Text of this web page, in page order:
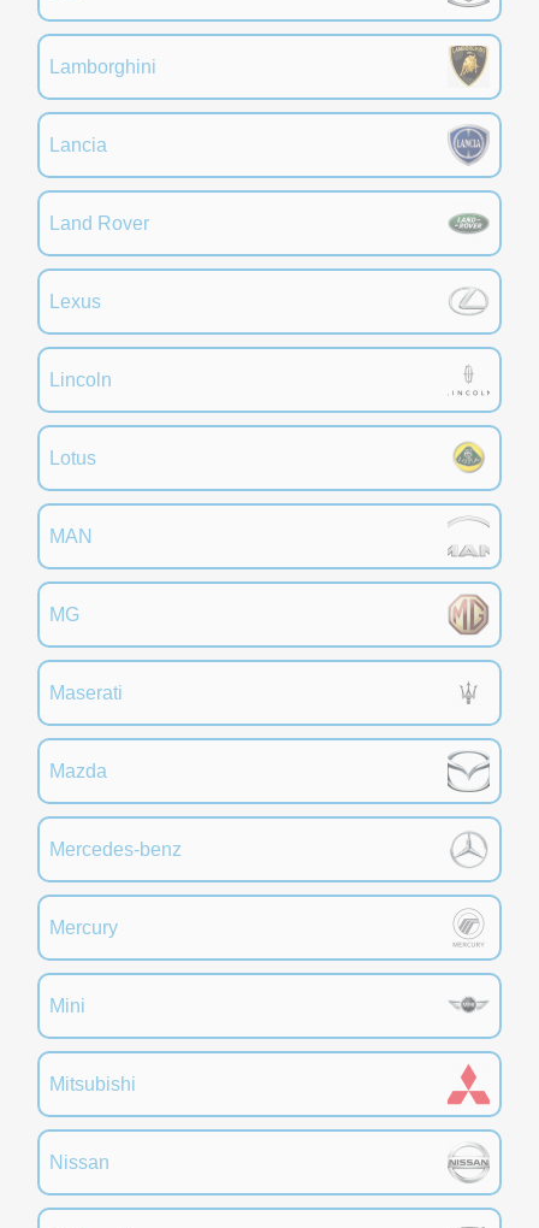
Lamborghini
Lancia
Land Rover
Lexus
Lincoln
Lotus
MAN
MG
Maserati
Mazda
Mercedes-benz
Mercury
Mini
Mitsubishi
Nissan